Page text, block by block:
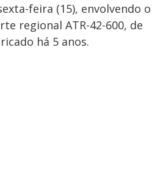
feira (15), envolvendo o
regional ATR-42-600, de
há 5 anos.